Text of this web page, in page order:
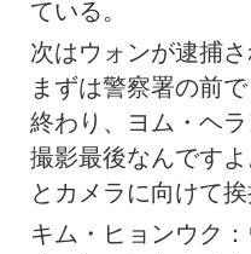
ている。
次はウォンが逮捕さ
まずは警察署の前
終わり、ヨム・ヘ
撮影最後なんですよ
とカメラに向けて挨
キム・ヒョンウク